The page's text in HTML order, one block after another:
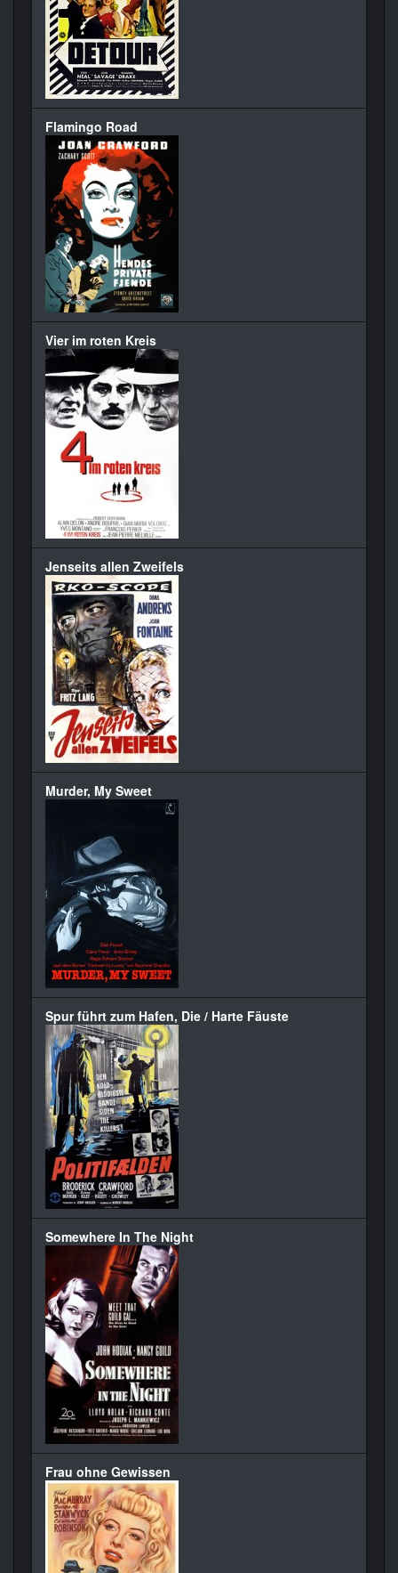
Flamingo Road
Vier im roten Kreis
Jenseits allen Zweifels
Murder, My Sweet
Spur führt zum Hafen, Die / Harte Fäuste
Somewhere In The Night
Frau ohne Gewissen